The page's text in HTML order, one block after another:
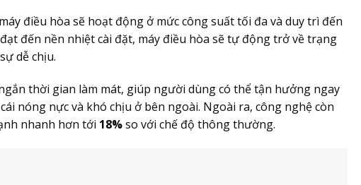
điều hòa sẽ hoạt động ở mức công suất tối đa và duy trì đến
đạt đến nền nhiệt cài đặt, máy điều hòa sẽ tự động trở về trạng
dễ chịu.
thời gian làm mát, giúp người dùng có thể tận hưởng ngay
nóng nực và khó chịu ở bên ngoài. Ngoài ra, công nghệ còn
nhanh hơn tới 18%so với chế độ thông thường.